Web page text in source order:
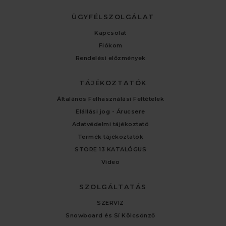
ÜGYFÉLSZOLGÁLAT
Kapcsolat
Fiókom
Rendelési előzmények
TÁJÉKOZTATÓK
Általános Felhasználási Feltételek
Elállási jog - Árucsere
Adatvédelmi tájékoztató
Termék tájékoztatók
STORE 13 KATALÓGUS
Video
SZOLGÁLTATÁS
SZERVIZ
Snowboard és Sí Kölcsönző